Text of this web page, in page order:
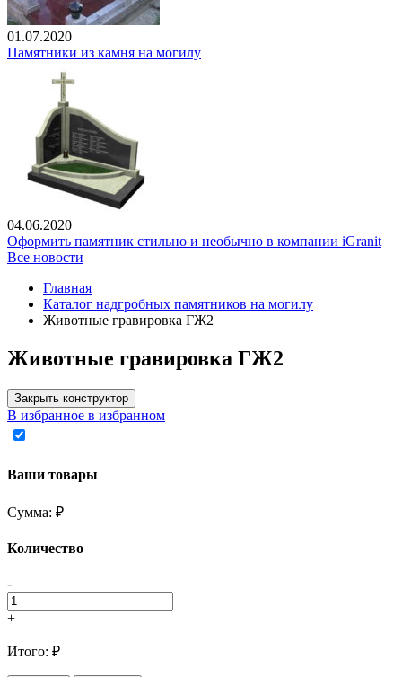
01.07.2020
Памятники из камня на могилу
04.06.2020
Оформить памятник стильно и необычно в компании iGranit
Все новости
Главная
Каталог надгробных памятников на могилу
Животные гравировка ГЖ2
Животные гравировка ГЖ2
Закрыть конструктор
В избранное в избранном
Ваши товары
Сумма: ₽
Количество
-
+
Итого: ₽